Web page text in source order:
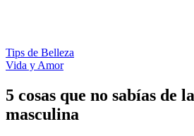
Tips de Belleza
Vida y Amor
5 cosas que no sabías de
masculina